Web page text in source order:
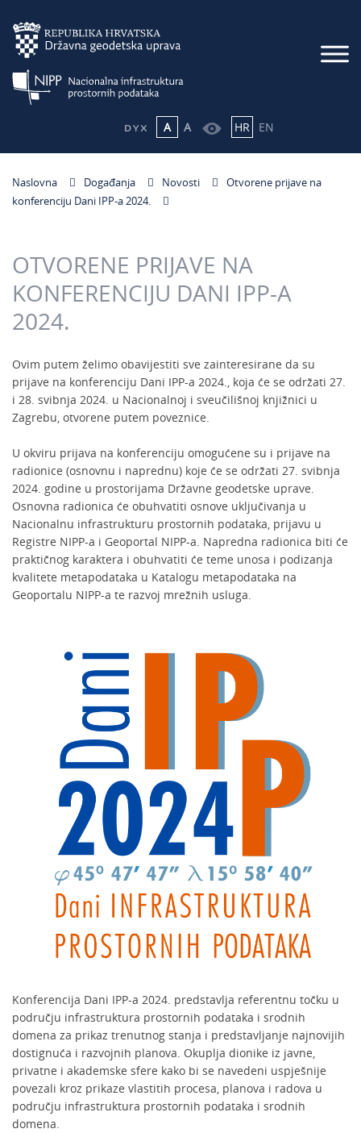
A A HR EN
Naslovna Događanja Novosti
Otvorene prijave na
konferenciju Dani IPP-a 2024.
OTVORENE PRIJAVE NA
KONFERENCIJU DANI IPP-A
2024.
Ovim putem želimo obavijestiti sve zainteresirane da su
prijave na konferenciju Dani IPP-a 2024., koja će se održati 27.
i 28. svibnja 2024. u Nacionalnoj i sveučilišnoj knjižnici u
Zagrebu, otvorene putem poveznice.
U okviru prijava na konferenciju omogućene su i prijave na
radionice (osnovnu i naprednu) koje će se održati 27. svibnja
2024. godine u prostorijama Državne geodetske uprave.
Osnovna radionica će obuhvatiti osnove uključivanja u
Nacionalnu infrastrukturu prostornih podataka, prijavu u
Registre NIPP-a i Geoportal NIPP-a. Napredna radionica biti će
praktičnog karaktera i obuhvatiti će teme unosa i podizanja
kvalitete metapodataka u Katalogu metapodataka na
Geoportalu NIPP-a te razvoj mrežnih usluga.
Konferencija Dani IPP-a 2024. predstavlja referentnu točku u
području infrastruktura prostornih podataka i srodnih
domena za prikaz trenutnog stanja i predstavljanje najnovijih
dostignuća i razvojnih planova. Okuplja dionike iz javne,
privatne i akademske sfere kako bi se navedeni uspješnije
povezali kroz prikaze vlastitih procesa, planova i radova u
području infrastruktura prostornih podataka i srodnih
domena.